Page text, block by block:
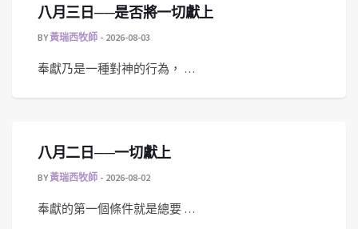
八月三日──是否將一切獻上
BY黃瑞西牧師 2026-08-03
奉獻乃是一種對神的行為， …
八月二日──一切獻上
BY黃瑞西牧師 2026-08-02
奉獻的第一個條件就是總要 …